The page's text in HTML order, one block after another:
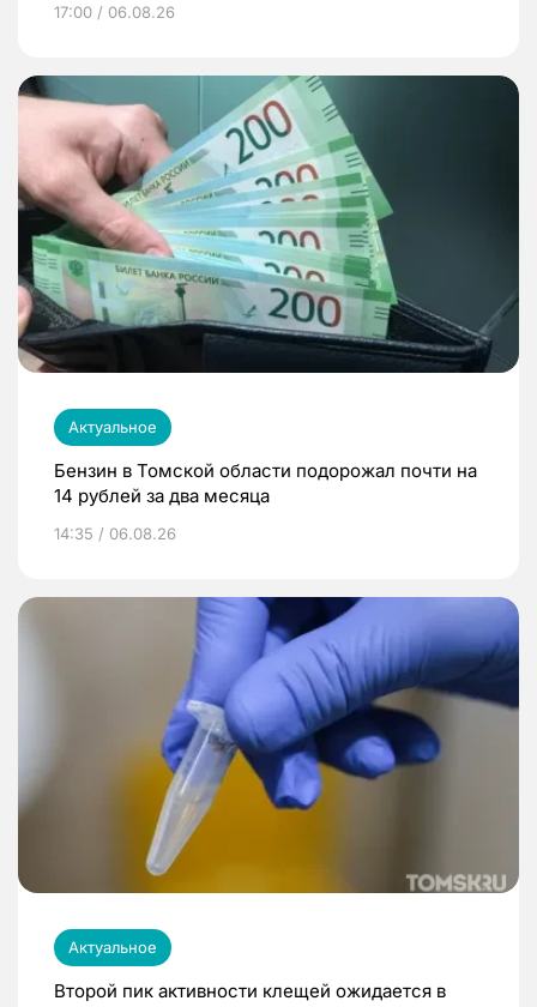
17:00 / 06.08.26
Актуальное
Бензин в Томской области подорожал почти на
14 рублей за два месяца
14:35 / 06.08.26
Актуальное
Второй пик активности клещей ожидается в